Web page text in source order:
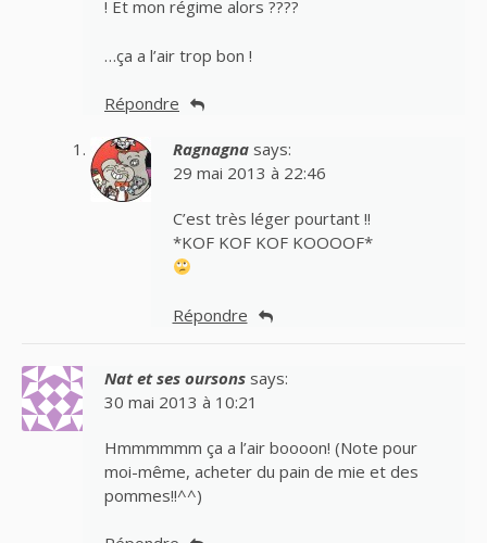
! Et mon régime alors ????
…ça a l’air trop bon !
Répondre
Ragnagna says:
29 mai 2013 à 22:46
C’est très léger pourtant !!
*KOF KOF KOF KOOOOF*
Répondre
Nat et ses oursons says:
30 mai 2013 à 10:21
Hmmmmmm ça a l’air boooon! (Note pour
moi-même, acheter du pain de mie et des
pommes!!^^)